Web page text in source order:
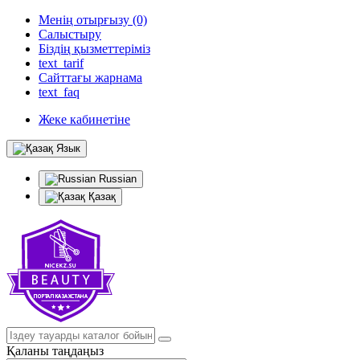
Менің отырғызу (0)
Салыстыру
Біздің қызметтеріміз
text_tarif
Сайттағы жарнама
text_faq
Жеке кабинетіне
Язык
Russian
Қазақ
Қаланы таңдаңыз